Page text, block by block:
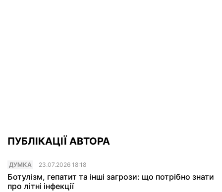
ПУБЛІКАЦІЇ АВТОРА
ДУМКА 23.07.2026 18:18
Ботулізм, гепатит та інші загрози: що потрібно знати
про літні інфекції